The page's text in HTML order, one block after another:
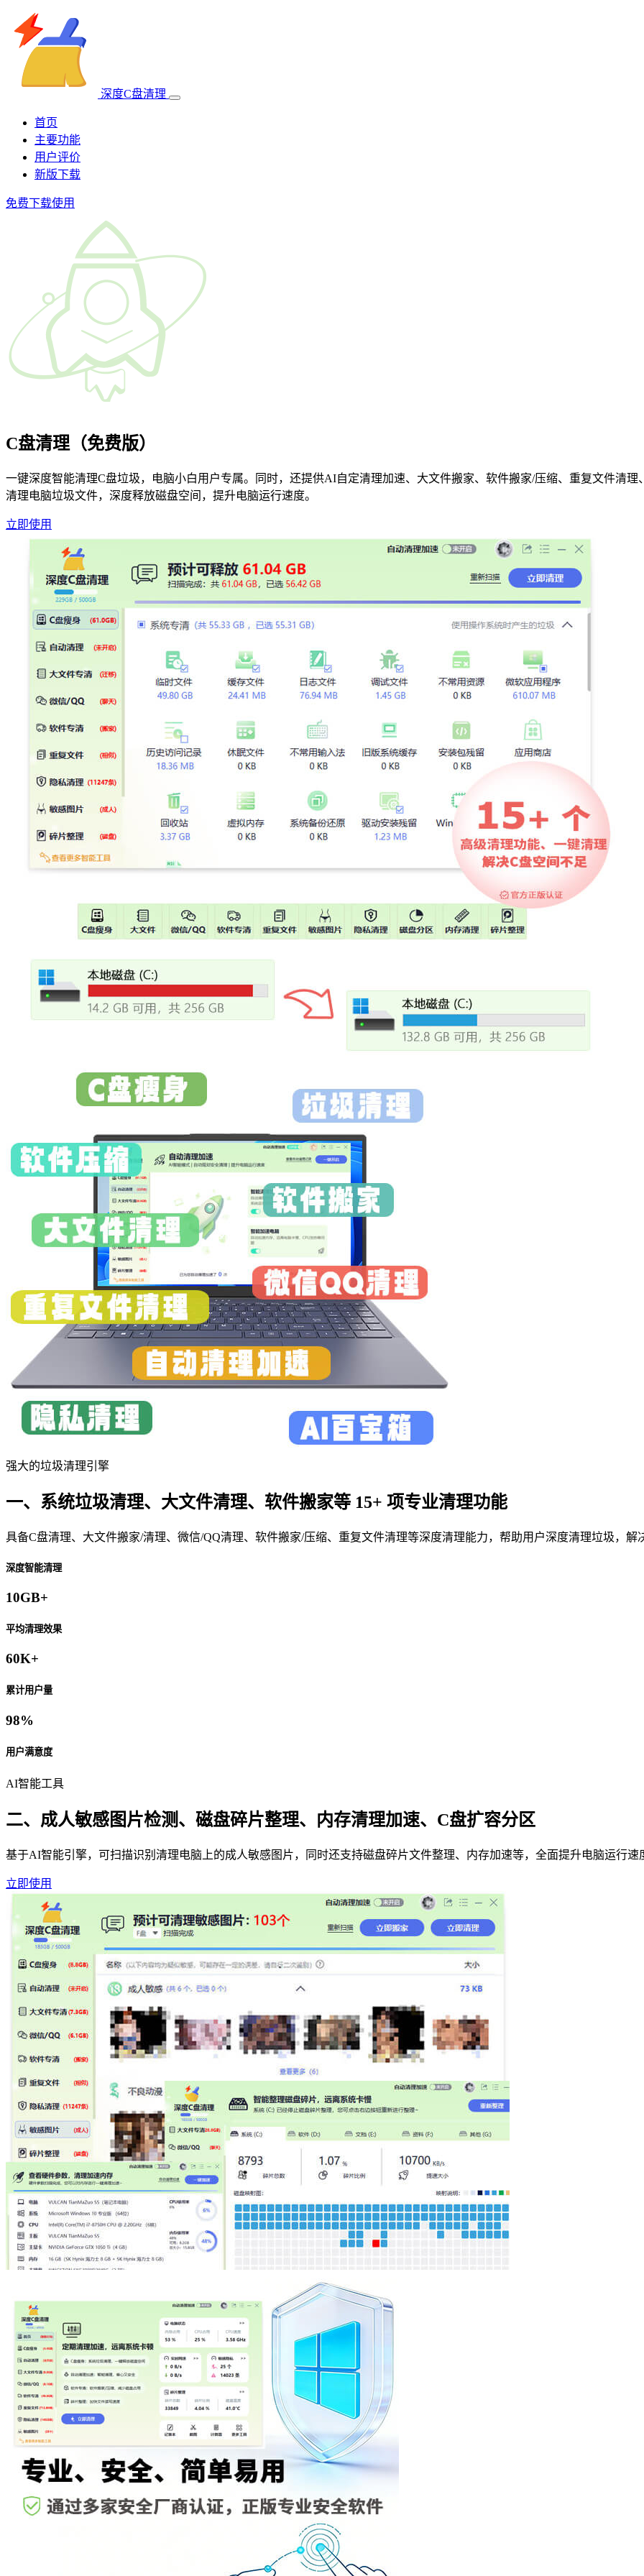
深度C盘清理
首页
主要功能
用户评价
新版下载
免费下载使用
C盘清理（免费版）
一键深度智能清理C盘垃圾，电脑小白用户专属。同时，还提供AI自定清理加速、大文件搬家、软件搬家/压缩、重复文件清
清理电脑垃圾文件，深度释放磁盘空间，提升电脑运行速度。
立即使用
强大的垃圾清理引擎
一、系统垃圾清理、大文件清理、软件搬家等 15+ 项专业清理功能
具备C盘清理、大文件搬家/清理、微信/QQ清理、软件搬家/压缩、重复文件清理等深度清理能力，帮助用户深度清理垃圾，解
深度智能清理
10GB+
平均清理效果
60K+
累计用户量
98%
用户满意度
AI智能工具
二、成人敏感图片检测、磁盘碎片整理、内存清理加速、C盘扩容分区
基于AI智能引擎，可扫描识别清理电脑上的成人敏感图片，同时还支持磁盘碎片文件整理、内存加速等，全面提升电脑运行速
立即使用